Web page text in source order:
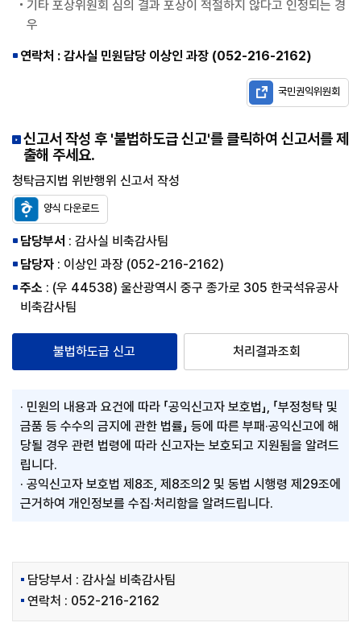
기타 포상위원회 심의 결과 포상이 적절하지 않다고 인정되는 경
우
연락처 : 감사실 민원담당 이상인 과장 (052-216-2162)
국민권익위원회
신고서 작성 후 '불법하도급 신고'를 클릭하여 신고서를 제
출해 주세요.
청탁금지법 위반행위 신고서 작성
양식 다운로드
담당부서 : 감사실 비축감사팀
담당자 : 이상인 과장 (052-216-2162)
주소 : (우 44538) 울산광역시 중구 종가로 305 한국석유공사
비축감사팀
불법하도급 신고 처리결과조회
· 민원의 내용과 요건에 따라 「공익신고자 보호법」, 「부정청탁 및
금품 등 수수의 금지에 관한 법률」 등에 따른 부패·공익신고에 해
당될 경우 관련 법령에 따라 신고자는 보호되고 지원됨을 알려드
립니다.
· 공익신고자 보호법 제8조, 제8조의2 및 동법 시행령 제29조에
근거하여 개인정보를 수집·처리함을 알려드립니다.
담당부서 : 감사실 비축감사팀
연락처 : 052-216-2162